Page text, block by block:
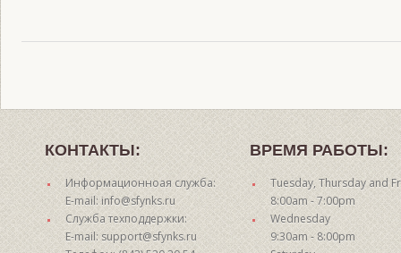
КОНТАКТЫ:
Информационноая служба:
E-mail: info@sfynks.ru
Служба техподдержки:
E-mail: support@sfynks.ru
ВРЕМЯ РАБОТЫ:
Tuesday, Thursday and
8:00am - 7:00pm
Wednesday
9:30am - 8:00pm